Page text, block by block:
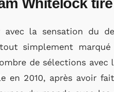
la sensation du
simplement
de sélections avec
en 2010, après avoir